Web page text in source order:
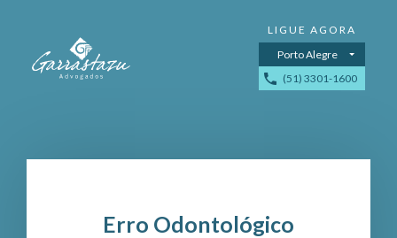
Porto Alegre
(51) 3301-1600
Erro Odontológico